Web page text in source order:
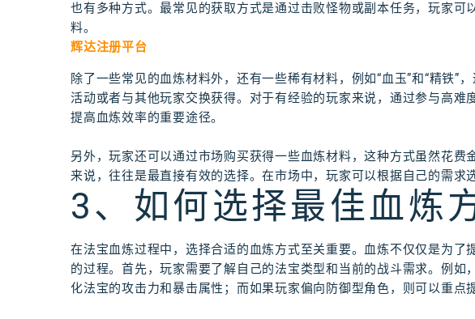
也有多种方式。最常见的获取方式是通过击败怪物或副本任务，玩家可
料。
辉达注册平台
除了一些常见的血炼材料外，还有一些稀有材料，例如“血玉”和“精铁”
活动或者与其他玩家交换获得。对于有经验的玩家来说，通过参与高难
提高血炼效率的重要途径。
另外，玩家还可以通过市场购买获得一些血炼材料，这种方式虽然花费
来说，往往是最直接有效的选择。在市场中，玩家可以根据自己的需求
3、如何选择最佳血炼
在法宝血炼过程中，选择合适的血炼方式至关重要。血炼不仅仅是为了
的过程。首先，玩家需要了解自己的法宝类型和当前的战斗需求。例如
化法宝的攻击力和暴击属性；而如果玩家偏向防御型角色，则可以重点